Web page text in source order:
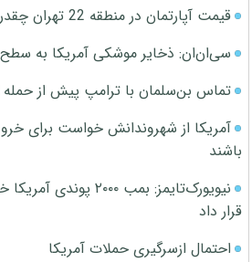
قیمت آپارتمان در منطقه 22 تهران چقدر است؟
سی‌ان‌ان: ذخایر موشکی آمریکا به
تماس بن‌سلمان با ترامپ پیش از حمله
آمریکا از شهروندانش خواست برای
باشند
نیویورک‌تایمز: بمب
قرار داد
احتمال ازسرگیری حملات آمریکا